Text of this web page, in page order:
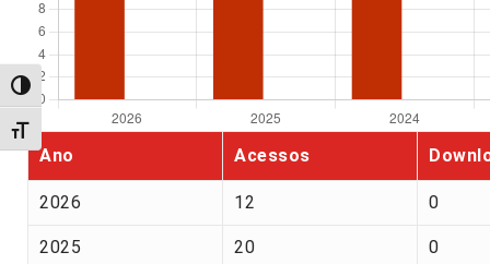
Alternar alto contraste
Alternar tamanho da fonte
Ano Acessos
2026 12 0
2025 20 0